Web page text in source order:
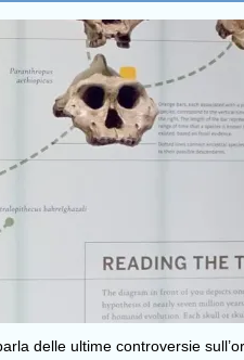
delle ultime controversie